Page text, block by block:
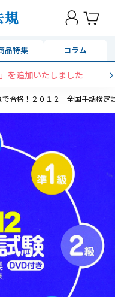
品特集 コラム
を追加いたしました
で合格！２０１２ 全国手話検